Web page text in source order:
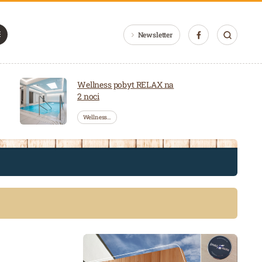
Newsletter
Wellness pobyt RELAX na
2 noci
Wellness…